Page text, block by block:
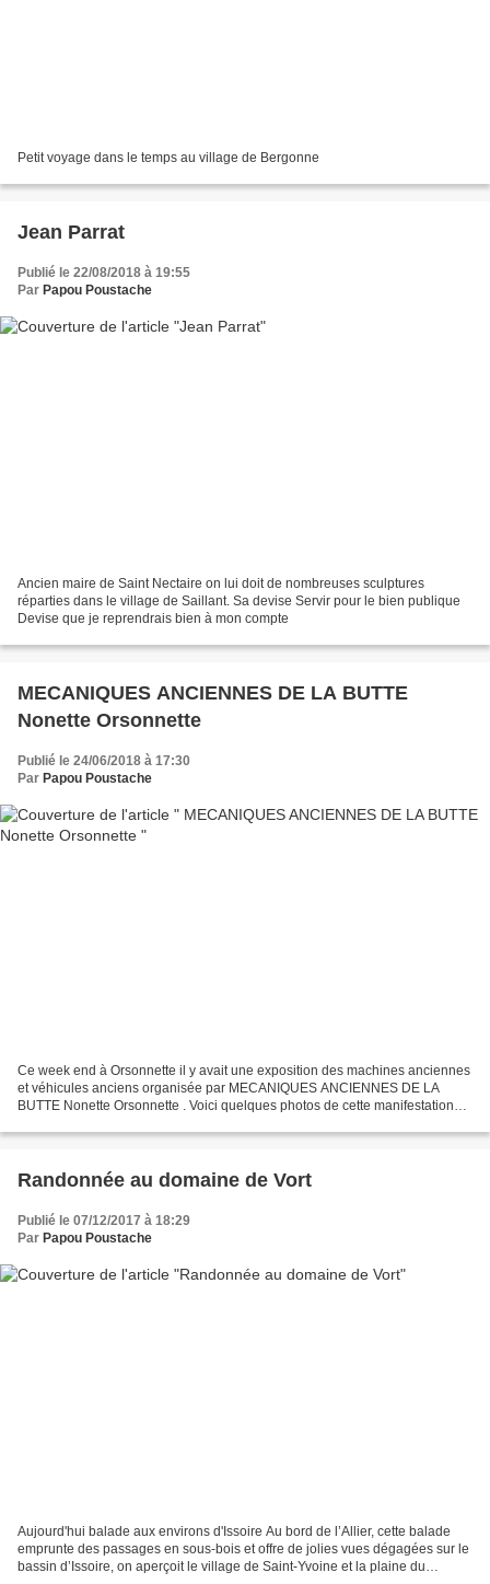
Petit voyage dans le temps au village de Bergonne
Jean Parrat
Publié le 22/08/2018 à 19:55
Par Papou Poustache
Ancien maire de Saint Nectaire on lui doit de nombreuses sculptures
réparties dans le village de Saillant. Sa devise Servir pour le bien publique
Devise que je reprendrais bien à mon compte
MECANIQUES ANCIENNES DE LA BUTTE
Nonette Orsonnette
Publié le 24/06/2018 à 17:30
Par Papou Poustache
Ce week end à Orsonnette il y avait une exposition des machines anciennes
et véhicules anciens organisée par MECANIQUES ANCIENNES DE LA
BUTTE Nonette Orsonnette . Voici quelques photos de cette manifestation
Randonnée au domaine de Vort
Publié le 07/12/2017 à 18:29
Par Papou Poustache
Aujourd'hui balade aux environs d'Issoire Au bord de l’Allier, cette balade
emprunte des passages en sous-bois et offre de jolies vues dégagées sur le
bassin d’Issoire, on aperçoit le village de Saint-Yvoine et la plaine du